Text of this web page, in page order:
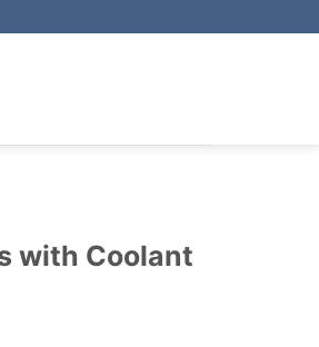
with Coolant